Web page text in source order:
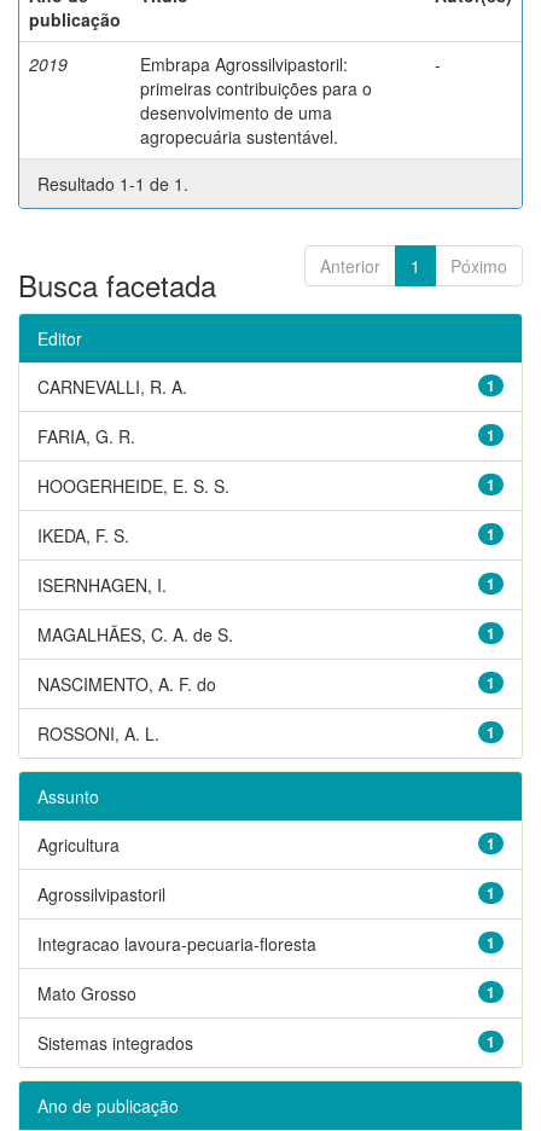
publicação
2019
Embrapa Agrossilvipastoril:
primeiras contribuições para o
desenvolvimento de uma
agropecuária sustentável.
-
Resultado 1-1 de 1.
Anterior 1 Póximo
Busca facetada
Editor
1
CARNEVALLI, R. A.
1
FARIA, G. R.
1
HOOGERHEIDE, E. S. S.
1
IKEDA, F. S.
1
ISERNHAGEN, I.
1
MAGALHÃES, C. A. de S.
1
NASCIMENTO, A. F. do
1
ROSSONI, A. L.
Assunto
1
Agricultura
1
Agrossilvipastoril
1
Integracao lavoura-pecuaria-floresta
1
Mato Grosso
1
Sistemas integrados
Ano de publicação